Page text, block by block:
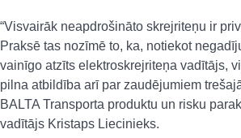
“Visvairāk neapdrošināto skrejriteņu ir
Praksē tas nozīmē to, ka, notiekot
vainīgo atzīts elektroskrejriteņa vadītājs,
pilna atbildība arī par zaudējumiem
BALTA Transporta produktu un risku
vadītājs Kristaps Liecinieks.